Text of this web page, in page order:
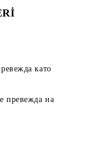
като
превежда на